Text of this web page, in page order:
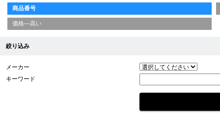
商品番号
価格—高い
絞り込み
メーカー
キーワード